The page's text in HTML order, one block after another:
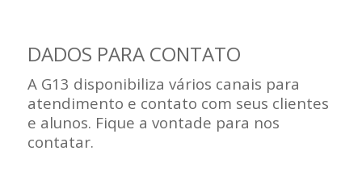
DADOS PARA CONTATO
A G13 disponibiliza vários canais para
atendimento e contato com seus clientes
e alunos. Fique a vontade para nos
contatar.